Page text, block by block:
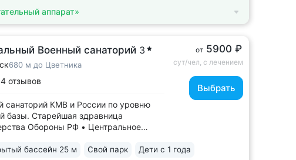
аппарат»
Военный санаторий 3
680 м до Цветника
отзывов
санаторий КМВ и России по уровню
базы. Старейшая здравница
Обороны РФ • Центральное
В 5–8 минутах: верхний парк —
от 5900 ₽
сут/чел, с лечением
Выбрать
бассейн 25 м Свой парк Дети с 1 года